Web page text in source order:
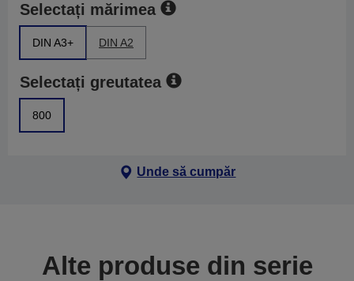
Selectați mărimea
DIN A3+ DIN A2
Selectați greutatea
800
Unde să cumpăr
Alte produse din serie